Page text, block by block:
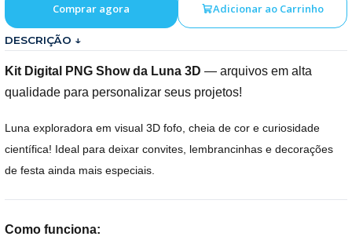
Adicionar ao Carrinho
Comprar agora
DESCRIÇÃO ↓
Kit Digital PNG Show da Luna 3D — arquivos em alta
qualidade para personalizar seus projetos!
Luna exploradora em visual 3D fofo, cheia de cor e curiosidade
científica! Ideal para deixar convites, lembrancinhas e decorações
de festa ainda mais especiais.
Como funciona: